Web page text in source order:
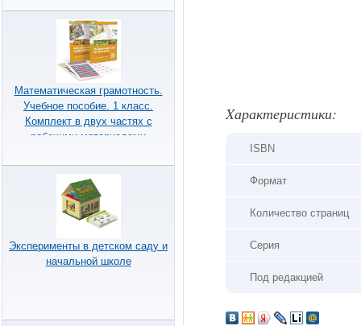
Математическая грамотность.
Учебное пособие. 1 класс.
Комплект в двух частях с
рабочими материалами
Эксперименты в детском саду и
начальной школе
Xарактеристики:
ISBN
Формат
Количество страниц
Серия
Под редакцией